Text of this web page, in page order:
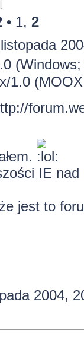
• 1, 2
1.0
IE
jest to
2004,